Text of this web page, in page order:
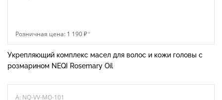
Розничная цена: 1 190 ₽*
Укрепляющий комплекс масел для волос и кожи головы с
розмарином NEQI Rosemary Oil
A: NQ-VV-MO-101